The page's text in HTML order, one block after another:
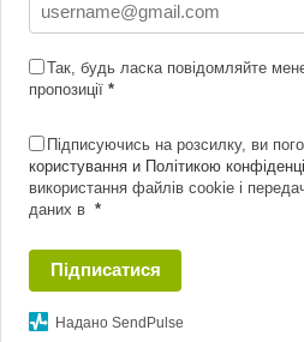
Так, будь ласка повідомляйте
пропозиції *
Підписуючись на розсилку, ви
користування и Політикою
використання файлів cookie і
даних в *
Підписатися
Надано SendPulse